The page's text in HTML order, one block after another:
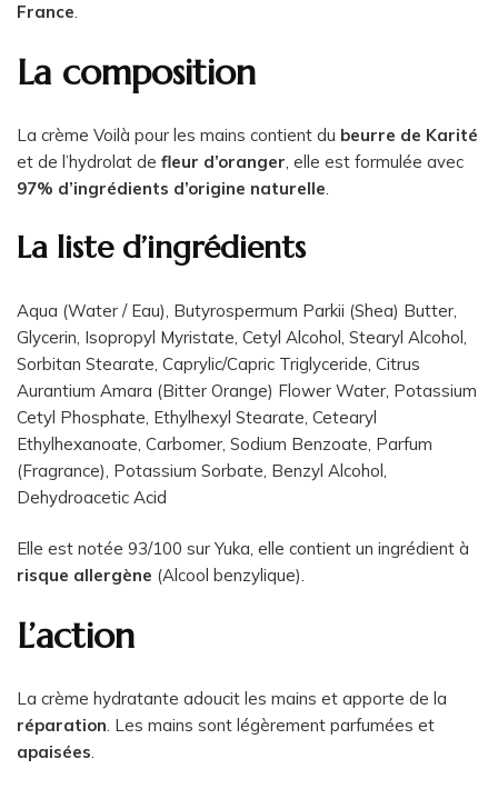
France.
La composition
La crème Voilà pour les mains contient du beurre de Karité
et de l’hydrolat de fleur d’oranger, elle est formulée avec
97% d’ingrédients d’origine naturelle.
La liste d’ingrédients
Aqua (Water / Eau), Butyrospermum Parkii (Shea) Butter,
Glycerin, Isopropyl Myristate, Cetyl Alcohol, Stearyl Alcohol,
Sorbitan Stearate, Caprylic/Capric Triglyceride, Citrus
Aurantium Amara (Bitter Orange) Flower Water, Potassium
Cetyl Phosphate, Ethylhexyl Stearate, Cetearyl
Ethylhexanoate, Carbomer, Sodium Benzoate, Parfum
(Fragrance), Potassium Sorbate, Benzyl Alcohol,
Dehydroacetic Acid
Elle est notée 93/100 sur Yuka, elle contient un ingrédient à
risque allergène (Alcool benzylique).
L’action
La crème hydratante adoucit les mains et apporte de la
réparation. Les mains sont légèrement parfumées et
apaisées.